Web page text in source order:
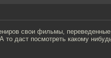
свои фильмы,
то даст посмотреть какому